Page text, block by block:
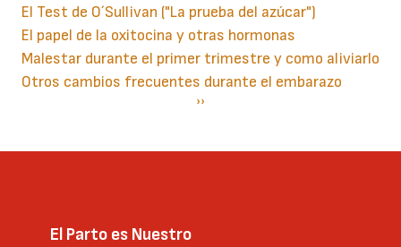
El Test de O´Sullivan ("La prueba del azúcar")
El papel de la oxitocina y otras hormonas
Malestar durante el primer trimestre y como aliviarlo
Otros cambios frecuentes durante el embarazo
Siguiente
››
El Parto es Nuestro